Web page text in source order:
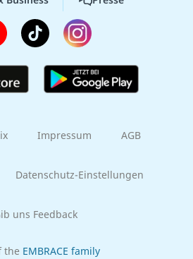
Impressum AGB
Datenschutz-Einstellungen
uns Feedback
the EMBRACE family